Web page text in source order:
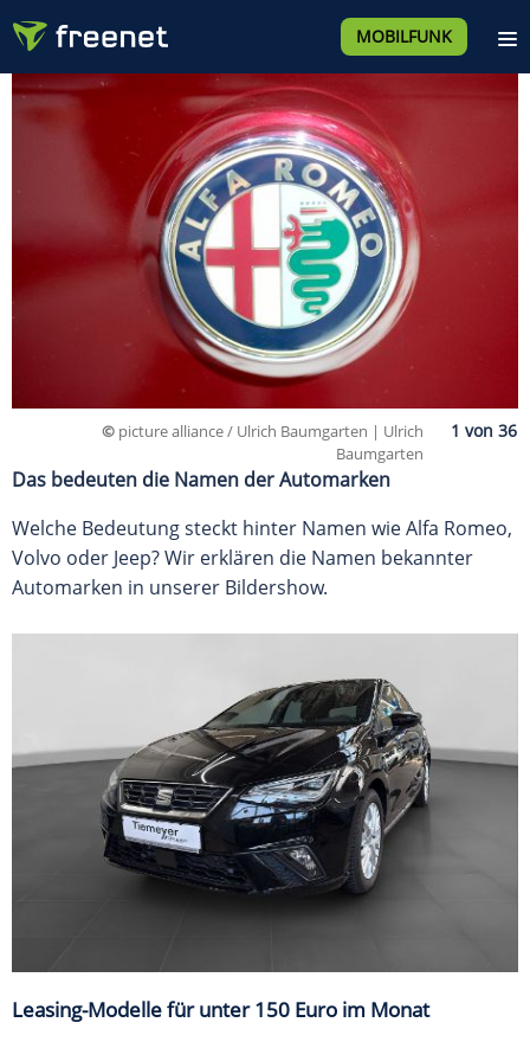
MOBILFUNK
© picture alliance / Ulrich Baumgarten | Ulrich
Baumgarten
Das bedeuten die Namen der Automarken
Welche Bedeutung steckt hinter Namen wie Alfa Romeo,
Volvo oder Jeep? Wir erklären die Namen bekannter
Automarken in unserer Bildershow.
Leasing-Modelle für unter 150 Euro im Monat